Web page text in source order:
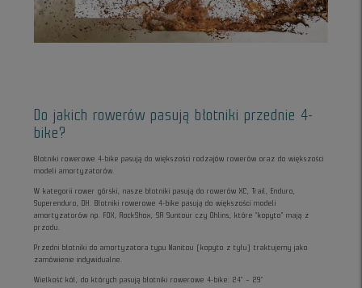
Do jakich rowerów pasują błotniki przednie 4-
bike?
Błotniki rowerowe 4-bike pasują do większości rodzajów rowerów oraz do większości
modeli amortyzatorów.
W kategorii rower górski, nasze błotniki pasują do rowerów XC, Trail, Enduro,
Superenduro, DH. Błotniki rowerowe 4-bike pasują do większości modeli
amortyzatorów np. FOX, RockShox, SR Suntour czy Öhlins, które “kopyto” mają z
przodu.
Przedni błotniki do amortyzatora typu Manitou (kopyto z tyłu) traktujemy jako
zamówienie indywidualne.
Wielkość kół, do których pasują błotniki rowerowe 4-bike: 24" – 29"